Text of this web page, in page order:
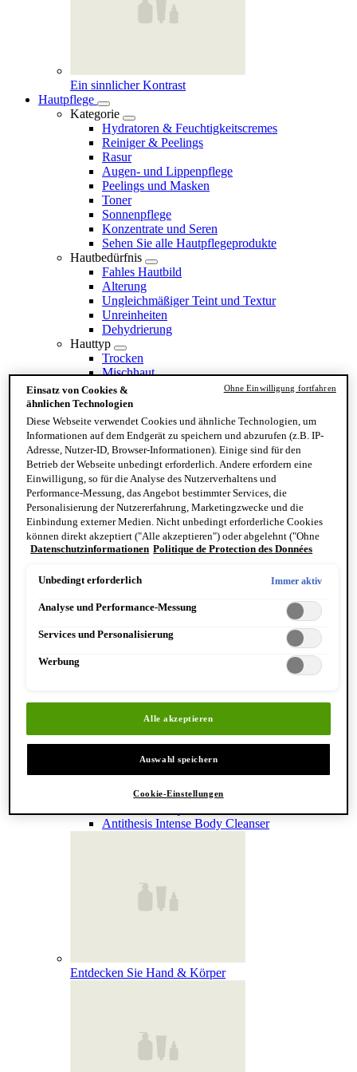
Ein sinnlicher Kontrast
Hautpflege
Kategorie
Hydratoren & Feuchtigkeitscremes
Reiniger & Peelings
Rasur
Augen- und Lippenpflege
Peelings und Masken
Toner
Sonnenpflege
Konzentrate und Seren
Sehen Sie alle Hautpflegeprodukte
Hautbedürfnis
Fahles Hautbild
Alterung
Ungleichmäßiger Teint und Textur
Unreinheiten
Dehydrierung
Hauttyp
Trocken
Mischhaut
Sensible Haut
Normal
Inhaltsstoffe
Vitamin C
Retinoid
Panthenol
Antioxidantien
Zaubernuss
Hand & Körper
Reinigung & Peeling für den Körper
Körperbalsame und Öle
Alle Hand- und Körperpflegeprodukte anzeigen
Resurrection Aromatique Hand Wash
Antithesis Intense Body Cleanser
Entdecken Sie Hand & Körper
Einsatz von Cookies &
ähnlichen Technologien
Diese Webseite verwendet Cookies und ähnliche Technologien, um
Informationen auf dem Endgerät zu speichern und abzurufen (z.B. IP-
Adresse, Nutzer-ID, Browser-Informationen). Einige sind für den
Betrieb der Webseite unbedingt erforderlich. Andere erfordern eine
Einwilligung, so für die Analyse des Nutzerverhaltens und
Performance-Messung, das Angebot bestimmter Services, die
Personalisierung der Nutzererfahrung, Marketingzwecke und die
Einbindung externer Medien. Nicht unbedingt erforderliche Cookies
können direkt akzeptiert ("Alle akzeptieren") oder abgelehnt ("Ohne
Einwilligung fortfahren") werden. Individuelle Anpassungen der
speichern"). Die Auswahl kann jederzeit unter dem Link "Cookie-
Datenschutzinformationen.
Datenschutzinformationen Politique de Protection des Données
Unbedingt erforderlich Immer aktiv
Analyse und Performance-Messung
Services und Personalisierung
Werbung
Alle akzeptieren
Auswahl speichern
Cookie-Einstellungen
Ohne Einwilligung fortfahren